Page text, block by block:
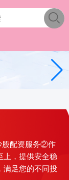
股配资服务②作
上，提供安全稳
满足您的不同投